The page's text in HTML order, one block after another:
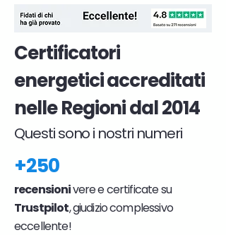
Certificatori
energetici accreditati
nelle Regioni dal 2014
Questi sono i nostri numeri
+250
recensionivere e certificate su
Trustpilot, giudizio complessivo
eccellente!